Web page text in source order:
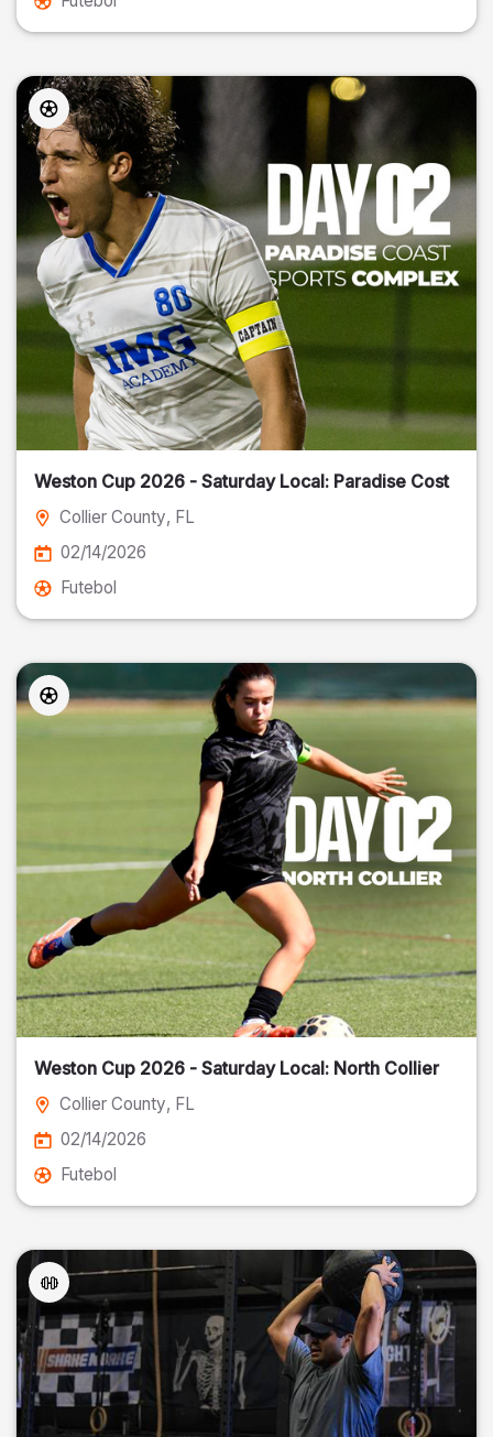
Weston Cup 2026 - Saturday Local: Paradise Cost
Collier County, FL
02/14/2026
Futebol
Weston Cup 2026 - Saturday Local: North Collier
Collier County, FL
02/14/2026
Futebol